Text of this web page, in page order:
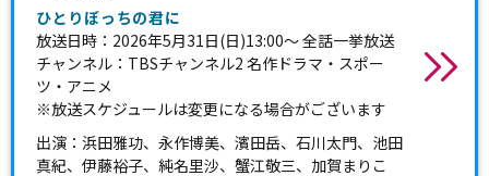
ひとりぼっちの君に
放送日時：2026年5月31日(日)13:00～ 全話一挙放送
チャンネル：TBSチャンネル2 名作ドラマ・スポー
ツ・アニメ
※放送スケジュールは変更になる場合がございます
出演：浜田雅功、永作博美、濱田岳、石川太門、池田
真紀、伊藤裕子、純名里沙、蟹江敬三、加賀まりこ